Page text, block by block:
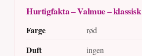
Hurtigfakta – Valmue – klassisk
Farge rød
Duft ingen